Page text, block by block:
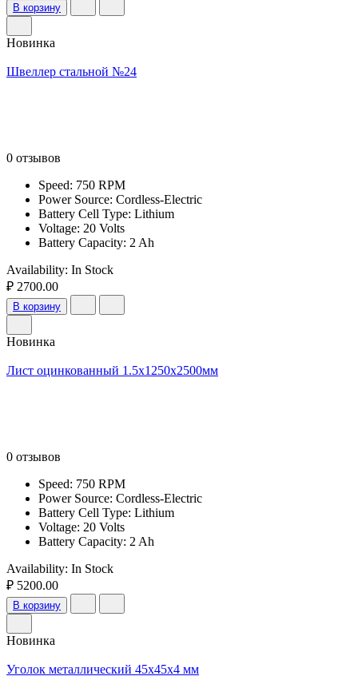
В корзину
Новинка
Швеллер стальной №24
0 отзывов
Speed: 750 RPM
Power Source: Cordless-Electric
Battery Cell Type: Lithium
Voltage: 20 Volts
Battery Capacity: 2 Ah
Availability: In Stock
₽ 2700.00
В корзину
Новинка
Лист оцинкованный 1.5x1250x2500мм
0 отзывов
Speed: 750 RPM
Power Source: Cordless-Electric
Battery Cell Type: Lithium
Voltage: 20 Volts
Battery Capacity: 2 Ah
Availability: In Stock
₽ 5200.00
В корзину
Новинка
Уголок металлический 45x45x4 мм